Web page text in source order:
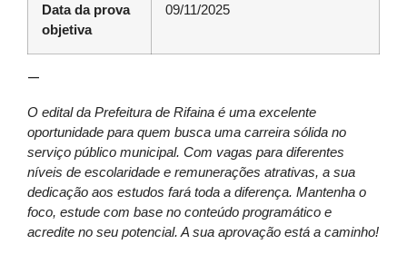
Data da prova
objetiva
09/11/2025
—
O edital da Prefeitura de Rifaina é uma excelente
oportunidade para quem busca uma carreira sólida no
serviço público municipal. Com vagas para diferentes
níveis de escolaridade e remunerações atrativas, a sua
dedicação aos estudos fará toda a diferença. Mantenha o
foco, estude com base no conteúdo programático e
acredite no seu potencial. A sua aprovação está a caminho!